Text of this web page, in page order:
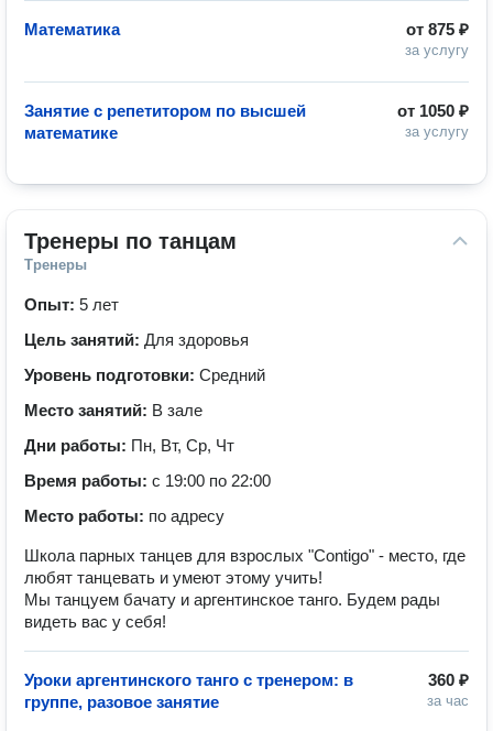
от 875 ₽
за услугу
Математика
от 1050 ₽
за услугу
Занятие с репетитором по высшей
математике
Тренеры по танцам
Тренеры
Опыт: 5 лет
Цель занятий: Для здоровья
Уровень подготовки: Средний
Место занятий: В зале
Дни работы: Пн, Вт, Ср, Чт
Время работы: с 19:00 по 22:00
Место работы: по адресу
Школа парных танцев для взрослых "Contigo" - место, где
любят танцевать и умеют этому учить!
Мы танцуем бачату и аргентинское танго. Будем рады
видеть вас у себя!
360 ₽
за час
Уроки аргентинского танго с тренером: в
группе, разовое занятие